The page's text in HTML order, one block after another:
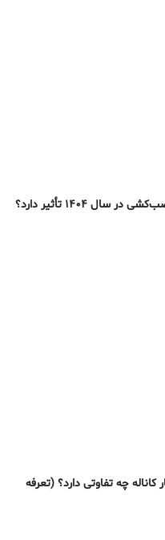
۱۴۰۴ تأثیر دارد؟
چه تفاوتی دارد؟ (تعرفه